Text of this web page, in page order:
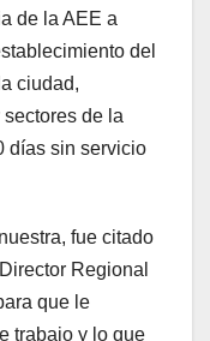
de la AEE a
del
ciudad,
de la
días sin servicio
fue citado
Regional
que le
trabajo y lo que